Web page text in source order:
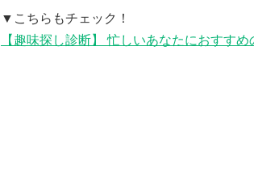
▼こちらもチェック！
【趣味探し診断】 忙しいあなたにおすすめ